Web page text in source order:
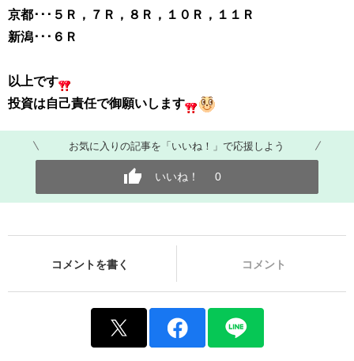
京都･･･５Ｒ，７Ｒ，８Ｒ，１０Ｒ，１１Ｒ
新潟･･･６Ｒ
以上です
投資は自己責任で御願いします
お気に入りの記事を「いいね！」で応援しよう
いいね！ 0
コメントを書く コメント